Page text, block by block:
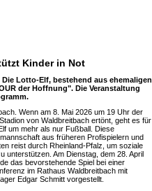
Kinder in Not
Lotto-Elf, bestehend aus ehemaligen
der Hoffnung". Die Veranstaltung
Wenn am 8. Mai 2026 um 19 Uhr der
von Waldbreitbach ertönt, geht es für
um mehr als nur Fußball. Diese
aus früheren Profispielern und
reist durch Rheinland-Pfalz, um soziale
unterstützen. Am Dienstag, dem 28. April
das bevorstehende Spiel bei einer
im Rathaus Waldbreitbach mit
Edgar Schmitt vorgestellt.